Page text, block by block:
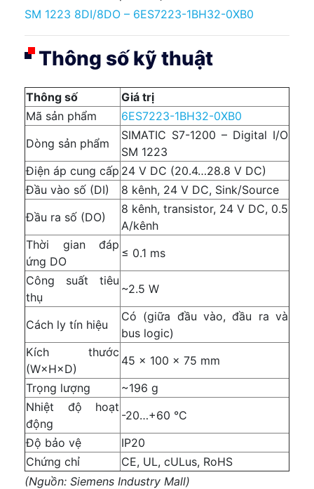
SM 1223 8DI/8DO – 6ES7223-1BH32-0XB0
Thông số kỹ thuật
Thông số
Giá trị
Mã sản phẩm
6ES7223-1BH32-0XB0
Dòng sản phẩm
SIMATIC S7-1200 – Digital I/O
SM 1223
Điện áp cung cấp 24 V DC (20.4…28.8 V DC)
Đầu vào số (DI)
8 kênh, 24 V DC, Sink/Source
Đầu ra số (DO)
8 kênh, transistor, 24 V DC, 0.5
A/kênh
Thời gian đáp
ứng DO
≤ 0.1 ms
Công suất tiêu
thụ
~2.5 W
Cách ly tín hiệu
Có (giữa đầu vào, đầu ra và
bus logic)
Kích thước
(W×H×D)
45 × 100 × 75 mm
Trọng lượng
~196 g
Nhiệt độ hoạt
động
-20…+60 °C
Độ bảo vệ
IP20
Chứng chỉ
CE, UL, cULus, RoHS
(Nguồn: Siemens Industry Mall)